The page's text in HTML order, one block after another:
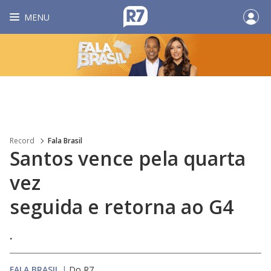
MENU
Record Fala Brasil
Santos vence pela quarta
vez
seguida e retorna ao G4
.